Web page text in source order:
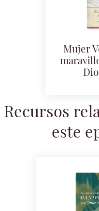
Mujer
Recursos
este